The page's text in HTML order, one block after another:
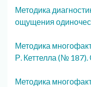
Методика
ощущения
Методика
Р. Кеттелла (№
Методика